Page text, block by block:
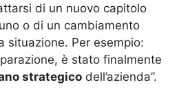
di un nuovo capitolo
o di un cambiamento
situazione. Per esempio:
è stato finalmente
strategico dell’azienda”.